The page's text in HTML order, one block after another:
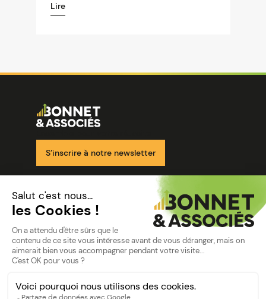
Lire
Image
S’inscrire à notre newsletter
Nos solutions
Nos cabinets
Mon espace client
Politique de confidentialité